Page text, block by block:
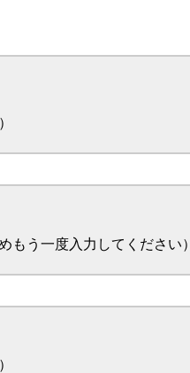
もう一度入力してください）
）